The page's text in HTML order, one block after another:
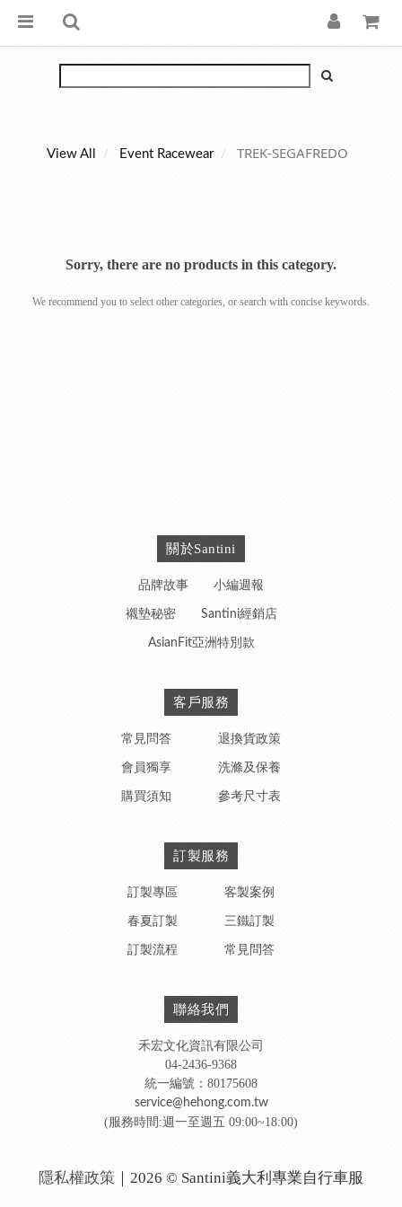
View All Event Racewear TREK-SEGAFREDO
Sorry, there are no products in this category.
We recommend you to select other categories, or search with concise keywords.
關於Santini
品牌故事 小編週報
襯墊秘密 Santini經銷店
AsianFit亞洲特別款
客戶服務
常見問答 退換貨政策
會員獨享 洗滌及保養
購買須知 參考尺寸表
訂製服務
訂製專區 客製案例
春夏訂製 三鐵訂製
訂製流程 常見問答
聯絡我們
禾宏文化資訊有限公司
04-2436-9368
統一編號：80175608
service@hehong.com.tw
(服務時間:週一至週五 09:00~18:00)
隱私權政策 ｜2026 © Santini義大利專業自行車服